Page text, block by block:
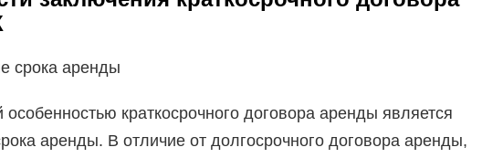
срока аренды
краткосрочного договора аренды является
аренды. В отличие от долгосрочного договора аренды,